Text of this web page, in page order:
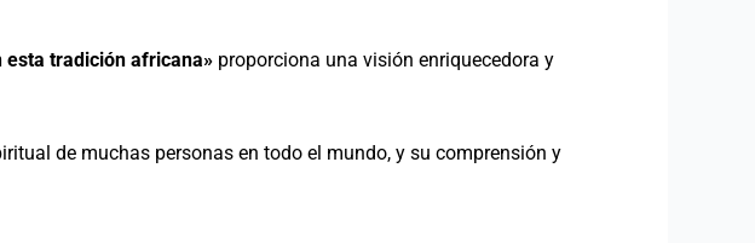
esta tradición africana» proporciona una visión enriquecedora y
de muchas personas en todo el mundo, y su comprensión y